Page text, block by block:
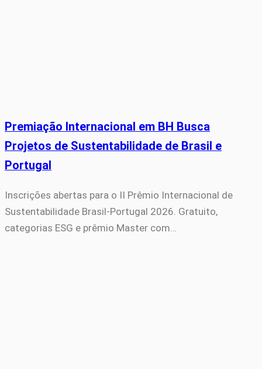
Premiação Internacional em BH Busca
Projetos de Sustentabilidade de Brasil e
Portugal
Inscrições abertas para o II Prêmio Internacional de
Sustentabilidade Brasil-Portugal 2026. Gratuito,
categorias ESG e prêmio Master com…